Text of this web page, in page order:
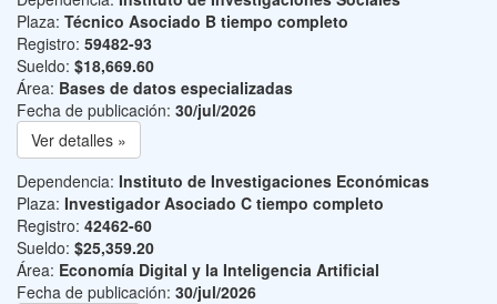
Plaza: Técnico Asociado B tiempo completo
Registro: 59482-93
Sueldo: $18,669.60
Área: Bases de datos especializadas
Fecha de publicación: 30/jul/2026
Ver detalles »
Dependencia: Instituto de Investigaciones Económicas
Plaza: Investigador Asociado C tiempo completo
Registro: 42462-60
Sueldo: $25,359.20
Área: Economía Digital y la Inteligencia Artificial
Fecha de publicación: 30/jul/2026